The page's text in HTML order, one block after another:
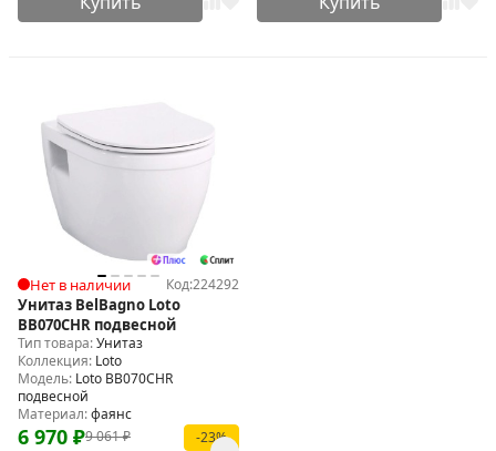
Нет в наличии Код:224292
Унитаз BelBagno Loto
BB070CHR подвесной
Тип товара:Унитаз
Коллекция: Loto
Модель: Loto BB070CHR
подвесной
Материал:фаянс
9 061₽
6 970 ₽ -23%